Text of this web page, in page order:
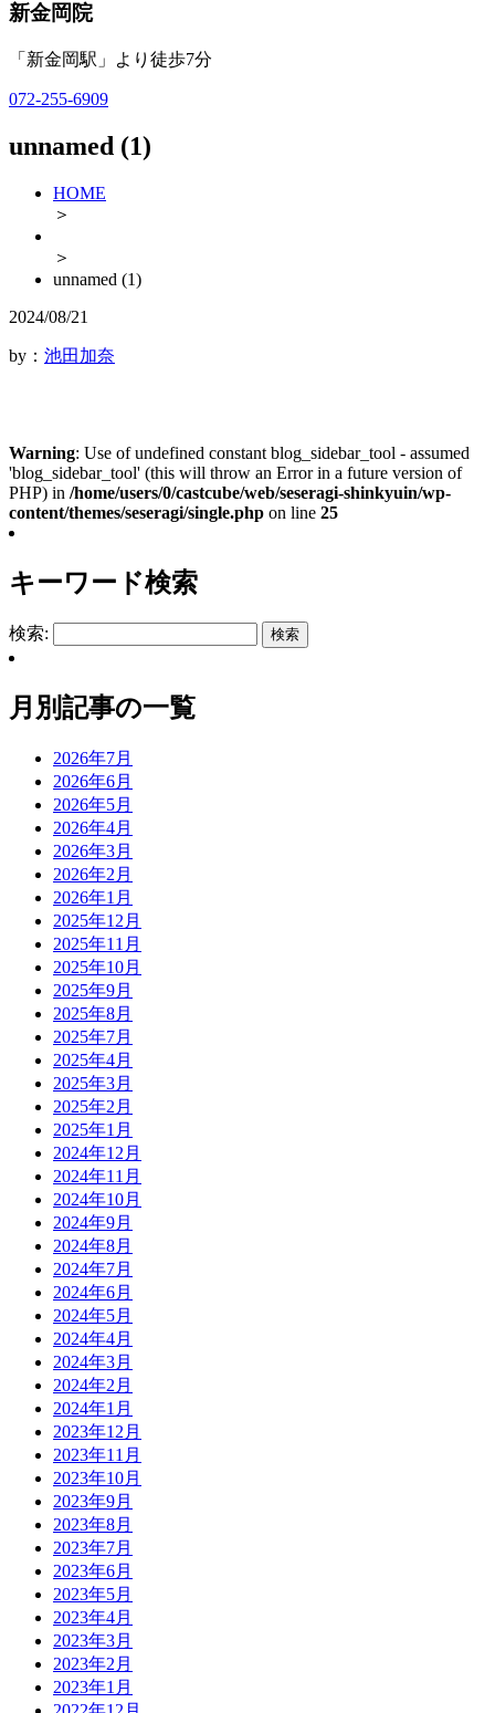
新金岡院
「新金岡駅」より徒歩7分
072-255-6909
unnamed (1)
HOME
＞
＞
unnamed (1)
2024/08/21
by： 池田加奈
Warning: Use of undefined constant blog_sidebar_tool - assumed
'blog_sidebar_tool' (this will throw an Error in a future version of
PHP) in /home/users/0/castcube/web/seseragi-shinkyuin/wp-
content/themes/seseragi/single.php on line 25
キーワード検索
検索:
月別記事の一覧
2026年7月
2026年6月
2026年5月
2026年4月
2026年3月
2026年2月
2026年1月
2025年12月
2025年11月
2025年10月
2025年9月
2025年8月
2025年7月
2025年4月
2025年3月
2025年2月
2025年1月
2024年12月
2024年11月
2024年10月
2024年9月
2024年8月
2024年7月
2024年6月
2024年5月
2024年4月
2024年3月
2024年2月
2024年1月
2023年12月
2023年11月
2023年10月
2023年9月
2023年8月
2023年7月
2023年6月
2023年5月
2023年4月
2023年3月
2023年2月
2023年1月